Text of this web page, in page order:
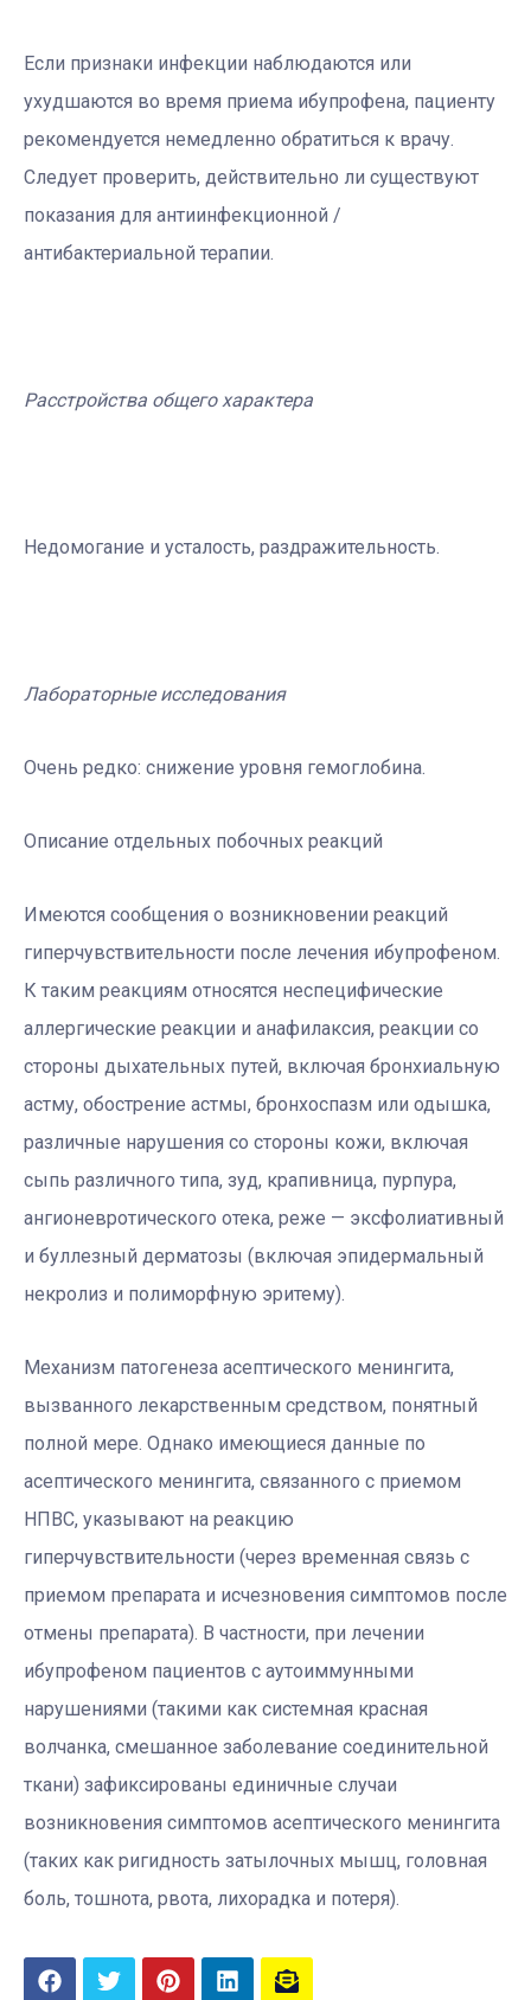
Если признаки инфекции наблюдаются или
ухудшаются во время приема ибупрофена, пациенту
рекомендуется немедленно обратиться к врачу.
Следует проверить, действительно ли существуют
показания для антиинфекционной /
антибактериальной терапии.
Расстройства общего характера
Недомогание и усталость, раздражительность.
Лабораторные исследования
Очень редко: снижение уровня гемоглобина.
Описание отдельных побочных реакций
Имеются сообщения о возникновении реакций
гиперчувствительности после лечения ибупрофеном.
К таким реакциям относятся неспецифические
аллергические реакции и анафилаксия, реакции со
стороны дыхательных путей, включая бронхиальную
астму, обострение астмы, бронхоспазм или одышка,
различные нарушения со стороны кожи, включая
сыпь различного типа, зуд, крапивница, пурпура,
ангионевротического отека, реже — эксфолиативный
и буллезный дерматозы (включая эпидермальный
некролиз и полиморфную эритему).
Механизм патогенеза асептического менингита,
вызванного лекарственным средством, понятный
полной мере. Однако имеющиеся данные по
асептического менингита, связанного с приемом
НПВС, указывают на реакцию
гиперчувствительности (через временная связь с
приемом препарата и исчезновения симптомов после
отмены препарата). В частности, при лечении
ибупрофеном пациентов с аутоиммунными
нарушениями (такими как системная красная
волчанка, смешанное заболевание соединительной
ткани) зафиксированы единичные случаи
возникновения симптомов асептического менингита
(таких как ригидность затылочных мышц, головная
боль, тошнота, рвота, лихорадка и потеря).